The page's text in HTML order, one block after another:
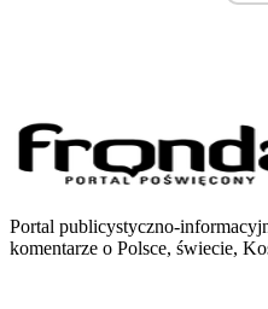
Portal publicystyczno-
komentarze o Polsce, świecie,